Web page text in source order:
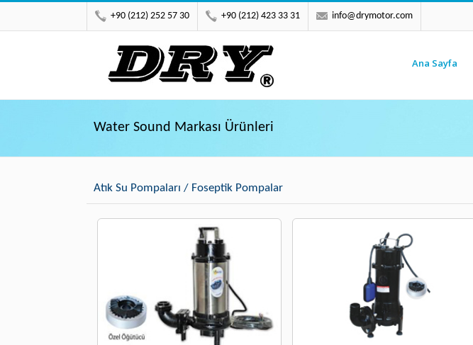
+90 (212) 252 57 30 +90 (212) 423 33 31 info@drymotor.com
Ana Sayfa
Water Sound Markası Ürünleri
Atık Su Pompaları / Foseptik Pompalar